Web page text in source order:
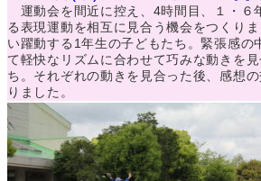
運動会を間近に控え、4時間目、１・６
る表現運動を相互に見合う機会をつくり
い躍動する1年生の子どもたち。緊張感の
て軽快なリズムに合わせて巧みな動きを
ち。それぞれの動きを見合った後、感想
りました。